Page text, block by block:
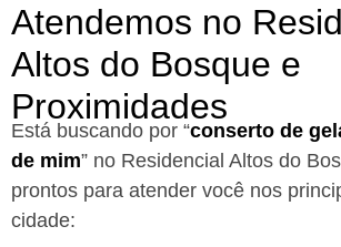
Atendemos no
Altos do Bosque e
Proximidades
Está buscando por “conserto de
de mim” no Residencial Altos do
prontos para atender você nos
cidade: